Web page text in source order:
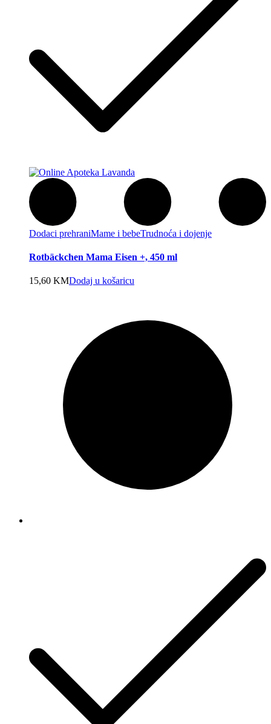
Dodaci prehraniMame i bebeTrudnoća i dojenje
Rotbäckchen Mama Eisen +, 450 ml
15,60 KMDodaj u košaricu